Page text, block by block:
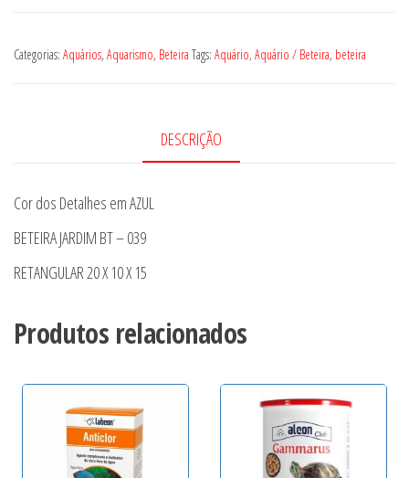
Categorias: Aquários, Aquarismo, Beteira Tags: Aquário, Aquário / Beteira, beteira
DESCRIÇÃO
Cor dos Detalhes em AZUL
BETEIRA JARDIM BT – 039
RETANGULAR 20 X 10 X 15
Produtos relacionados